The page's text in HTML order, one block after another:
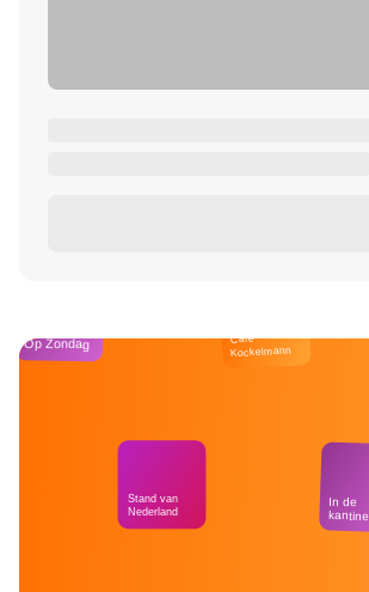
Op Zondag
Stand van
Nederland
Café
Kockelmann
In de
kantine